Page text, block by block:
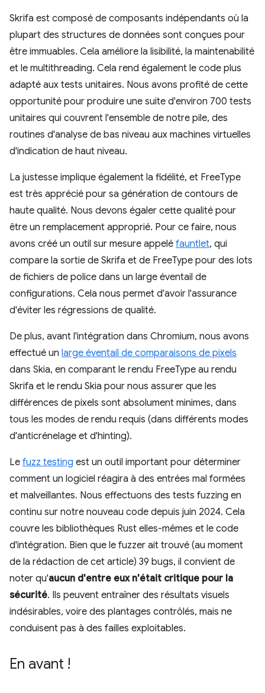
Skrifa est composé de composants indépendants où la
plupart des structures de données sont conçues pour
être immuables. Cela améliore la lisibilité, la maintenabilité
et le multithreading. Cela rend également le code plus
adapté aux tests unitaires. Nous avons profité de cette
opportunité pour produire une suite d'environ 700 tests
unitaires qui couvrent l'ensemble de notre pile, des
routines d'analyse de bas niveau aux machines virtuelles
d'indication de haut niveau.
La justesse implique également la fidélité, et FreeType
est très apprécié pour sa génération de contours de
haute qualité. Nous devons égaler cette qualité pour
être un remplacement approprié. Pour ce faire, nous
avons créé un outil sur mesure appelé fauntlet, qui
compare la sortie de Skrifa et de FreeType pour des lots
de fichiers de police dans un large éventail de
configurations. Cela nous permet d'avoir l'assurance
d'éviter les régressions de qualité.
De plus, avant l'intégration dans Chromium, nous avons
effectué un large éventail de comparaisons de pixels
dans Skia, en comparant le rendu FreeType au rendu
Skrifa et le rendu Skia pour nous assurer que les
différences de pixels sont absolument minimes, dans
tous les modes de rendu requis (dans différents modes
d'anticrénelage et d'hinting).
Le fuzz testing est un outil important pour déterminer
comment un logiciel réagira à des entrées mal formées
et malveillantes. Nous effectuons des tests fuzzing en
continu sur notre nouveau code depuis juin 2024. Cela
couvre les bibliothèques Rust elles-mêmes et le code
d'intégration. Bien que le fuzzer ait trouvé (au moment
de la rédaction de cet article) 39 bugs, il convient de
noter qu'aucun d'entre eux n'était critique pour la
sécurité. Ils peuvent entraîner des résultats visuels
indésirables, voire des plantages contrôlés, mais ne
conduisent pas à des failles exploitables.
En avant !